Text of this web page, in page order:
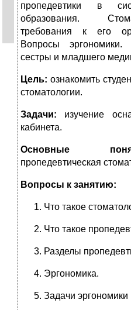
пропедевтики в
образования.
требования к его
Вопросы эргономики.
сестры и младшего
Цель: ознакомить
стоматологии.
Задачи: изучение
кабинета.
Основные
пропедевтическая
Вопросы к занятию:
Что такое
Что такое
Разделы
Эргономика.
Задачи эргономики